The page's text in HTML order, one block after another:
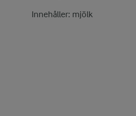
Innehåller: mjölk